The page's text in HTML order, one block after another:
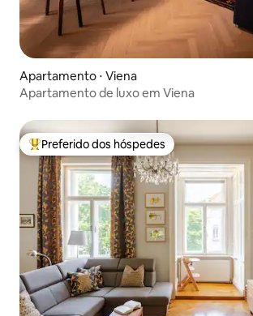
Apartamento ⋅ Viena
Apartamento de luxo em Viena
Entre os melhores preferidos dos hóspedes
Preferido dos hóspedes